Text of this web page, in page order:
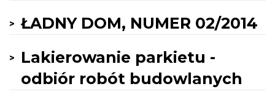
ŁADNY DOM, NUMER 02/2014
Lakierowanie parkietu -
odbiór robót budowlanych